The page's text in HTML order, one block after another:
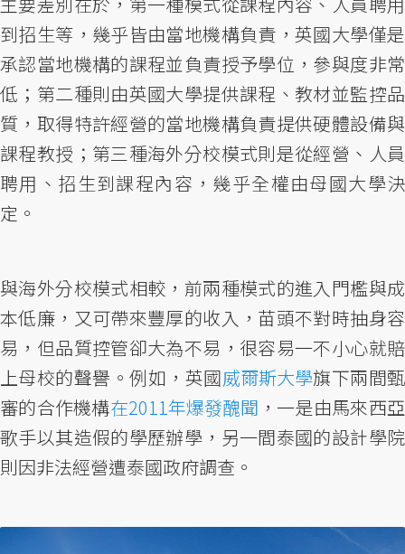
到招生等，幾乎皆由當地機構負責，英國大學僅是
承認當地機構的課程並負責授予學位，參與度非常
低；第二種則由英國大學提供課程、教材並監控品
質，取得特許經營的當地機構負責提供硬體設備與
課程教授；第三種海外分校模式則是從經營、人員
聘用、招生到課程內容，幾乎全權由母國大學決
定。
與海外分校模式相較，前兩種模式的進入門檻與成
本低廉，又可帶來豐厚的收入，苗頭不對時抽身容
易，但品質控管卻大為不易，很容易一不小心就賠
上母校的聲譽。例如，英國威爾斯大學旗下兩間甄
審的合作機構在2011年爆發醜聞 ，一是由馬來西亞
歌手以其造假的學歷辦學，另一間泰國的設計學院
則因非法經營遭泰國政府調查。